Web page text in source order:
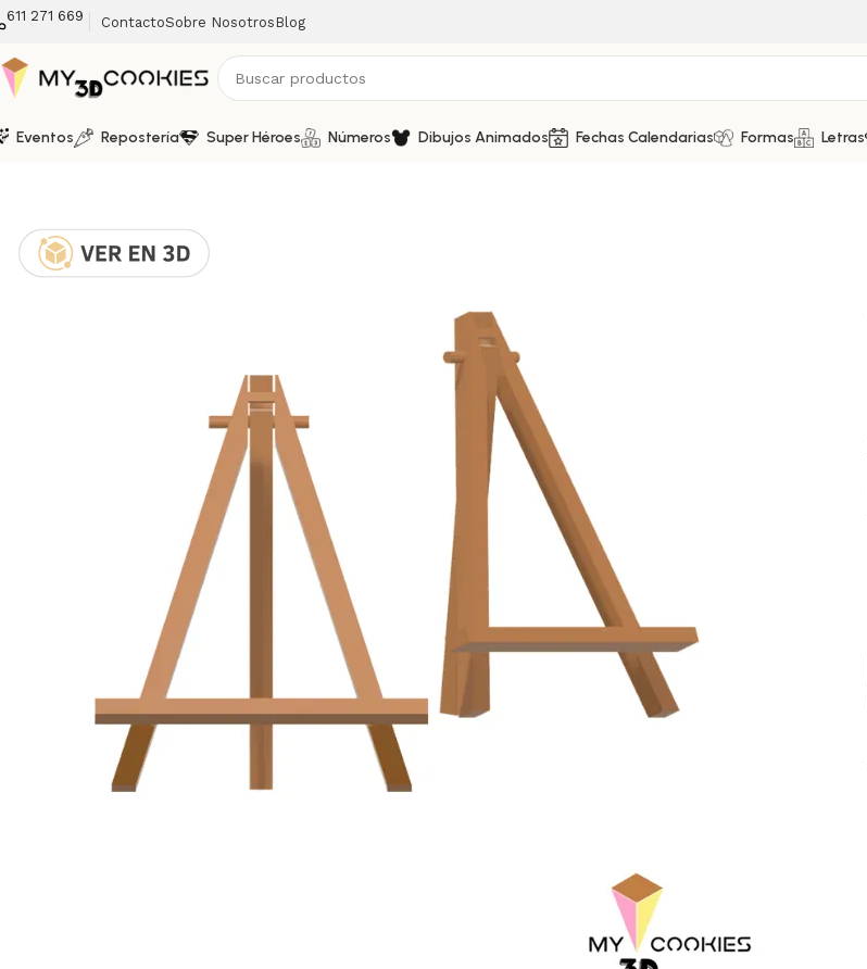
611 271 669 ContactoSobre Nosotros Blog
Eventos Repostería Super Héroes Números Dibujos Animados Fechas Calendarias Formas Letras
Utensilios Repostería Utensilios Repostería – Soporte para galletas decoradas